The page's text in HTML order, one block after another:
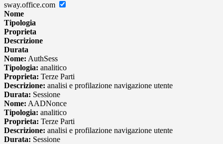
sway.office.com
Nome
Tipologia
Proprieta
Descrizione
Durata
Nome: AuthSess
Tipologia: analitico
Proprieta: Terze Parti
Descrizione: analisi e profilazione navigazione utente
Durata: Sessione
Nome: AADNonce
Tipologia: analitico
Proprieta: Terze Parti
Descrizione: analisi e profilazione navigazione utente
Durata: Sessione